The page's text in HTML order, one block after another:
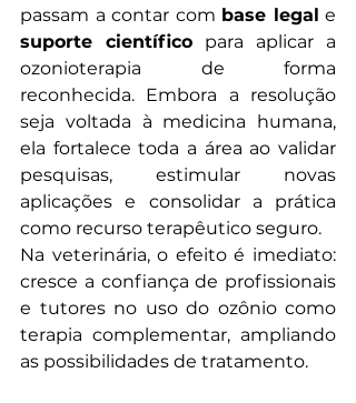
passam a contar com base legal
suporte científico para aplicar a
ozonioterapia de forma
reconhecida. Embora a resolução
seja voltada à medicina humana,
ela fortalece toda a área ao validar
pesquisas, estimular novas
aplicações e consolidar a prática
como recurso terapêutico seguro.
Na veterinária, o efeito é imediato:
cresce a confiança de profissionais
e tutores no uso do ozônio como
terapia complementar, ampliando
as possibilidades de tratamento.